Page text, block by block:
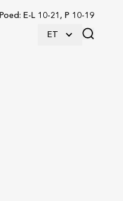
Poed: E-L 10-21, P 10-19
ET